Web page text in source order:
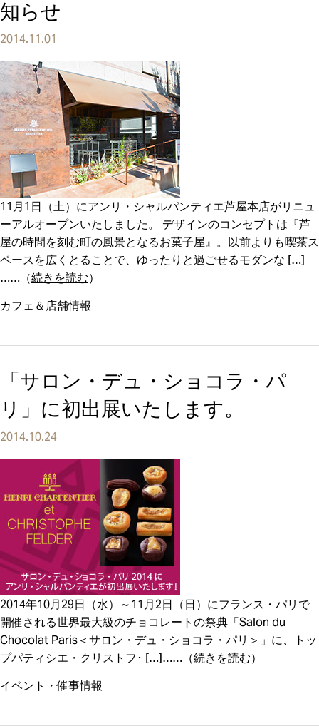
知らせ
2014.11.01
11月1日（土）にアンリ・シャルパンティエ芦屋本店がリニュ
ーアルオープンいたしました。 デザインのコンセプトは『芦
屋の時間を刻む町の風景となるお菓子屋』。以前よりも喫茶ス
ペースを広くとることで、ゆったりと過ごせるモダンな […]
（続きを読む）
カフェ＆店舗情報
「サロン・デュ・ショコラ・パ
リ」に初出展いたします。
2014.10.24
2014年10月29日（水）～11月2日（日）にフランス・パリで
開催される世界最大級のチョコレートの祭典「Salon du
Chocolat Paris＜サロン・デュ・ショコラ・パリ＞」に、トッ
プパティシエ・クリストフ･ […]
（続きを読む）
イベント・催事情報